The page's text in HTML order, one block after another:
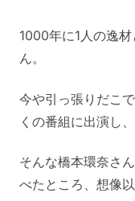
1000年に1人の逸
ん。
今や引っ張りだこ
くの番組に出演し
そんな橋本環奈さ
べたところ、想像